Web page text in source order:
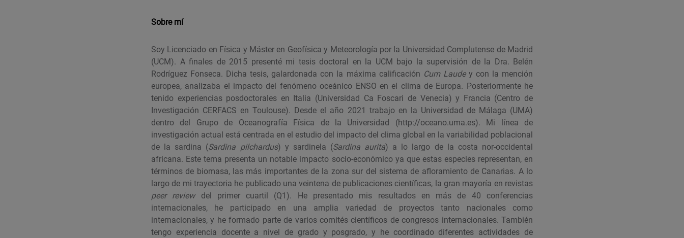
Sobre mí
Soy Licenciado en Física y Máster en Geofísica y Meteorología por la Universidad Complutense de Madrid
(UCM). A finales de 2015 presenté mi tesis doctoral en la UCM bajo la supervisión de la Dra. Belén
Rodríguez Fonseca. Dicha tesis, galardonada con la máxima calificación Cum Laude y con la mención
europea, analizaba el impacto del fenómeno oceánico ENSO en el clima de Europa. Posteriormente he
tenido experiencias posdoctorales en Italia (Universidad Ca Foscari de Venecia) y Francia (Centro de
Investigación CERFACS en Toulouse). Desde el año 2021 trabajo en la Universidad de Málaga (UMA)
dentro del Grupo de Oceanografía Física de la Universidad (http://oceano.uma.es). Mi línea de
investigación actual está centrada en el estudio del impacto del clima global en la variabilidad poblacional
de la sardina (Sardina pilchardus) y sardinela (Sardina aurita) a lo largo de la costa nor-occidental
africana. Este tema presenta un notable impacto socio-económico ya que estas especies representan, en
términos de biomasa, las más importantes de la zona sur del sistema de afloramiento de Canarias. A lo
largo de mi trayectoria he publicado una veintena de publicaciones científicas, la gran mayoría en revistas
peer review del primer cuartil (Q1). He presentado mis resultados en más de 40 conferencias
internacionales, he participado en una amplia variedad de proyectos tanto nacionales como
internacionales, y he formado parte de varios comités científicos de congresos internacionales. También
tengo experiencia docente a nivel de grado y posgrado, y he coordinado diferentes actividades de